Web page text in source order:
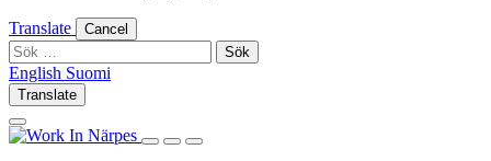
Translate Cancel
Sök
efter:
English English
Suomi
Translate
Log
inSearch
this
LogSearchShow